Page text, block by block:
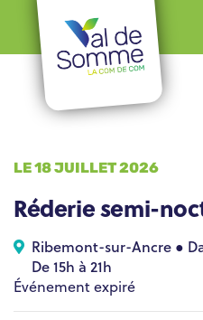
LE 18 JUILLET 2026
Réderie semi-
De 15h à 21h
Événement expiré